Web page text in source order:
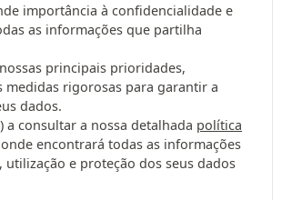
importância à confidencialidade e
as informações que partilha
principais prioridades,
medidas rigorosas para garantir a
dados.
a consultar a nossa detalhada política
encontrará todas as informações
utilização e proteção dos seus dados